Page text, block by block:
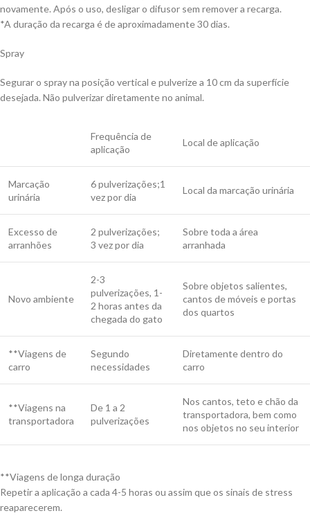
novamente. Após o uso, desligar o difusor sem remover a recarga.
*A duração da recarga é de aproximadamente 30 dias.
Spray
Segurar o spray na posição vertical e pulverize a 10 cm da superfície
desejada. Não pulverizar diretamente no animal.
Frequência de
aplicação
Local de aplicação
Marcação
urinária
6 pulverizações;1
vez por dia
Local da marcação urinária
Excesso de
arranhões
2 pulverizações;
3 vez por dia
Sobre toda a área
arranhada
Novo ambiente
2-3
pulverizações, 1-
2 horas antes da
chegada do gato
Sobre objetos salientes,
cantos de móveis e portas
dos quartos
**Viagens de
carro
Segundo
necessidades
Diretamente dentro do
carro
**Viagens na
transportadora
De 1 a 2
pulverizações
Nos cantos, teto e chão da
transportadora, bem como
nos objetos no seu interior
**Viagens de longa duração
Repetir a aplicação a cada 4-5 horas ou assim que os sinais de stress
reaparecerem.